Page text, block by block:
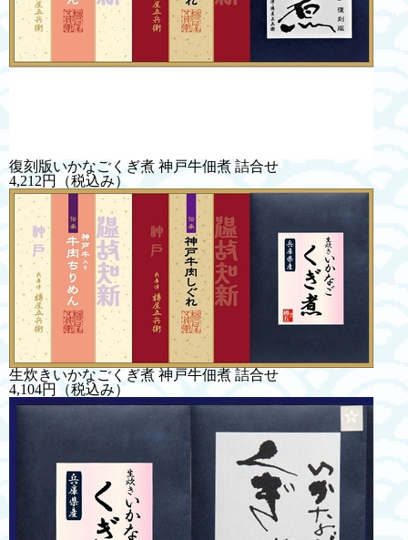
復刻版いかなごくぎ煮 神戸牛佃煮 詰合せ
4,212円
（税込み）
生炊きいかなごくぎ煮 神戸牛佃煮 詰合せ
4,104円
（税込み）